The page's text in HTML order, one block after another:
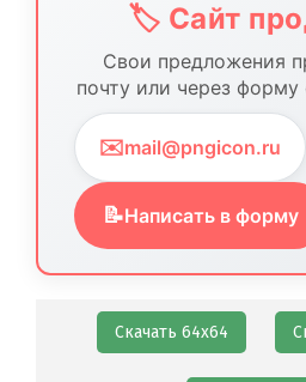
🏷️ Сайт
Свои предложения
почту или через форму
✉️mail@pngicon.ru
📝Написать в форму
Скачать 64х64